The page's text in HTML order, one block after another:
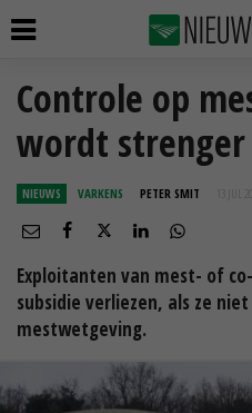
Controle op
wordt strenger
NIEUWS VARKENS PETER SMIT 13 JUL
Exploitanten van mest- of
subsidie verliezen, als ze
mestwetgeving.